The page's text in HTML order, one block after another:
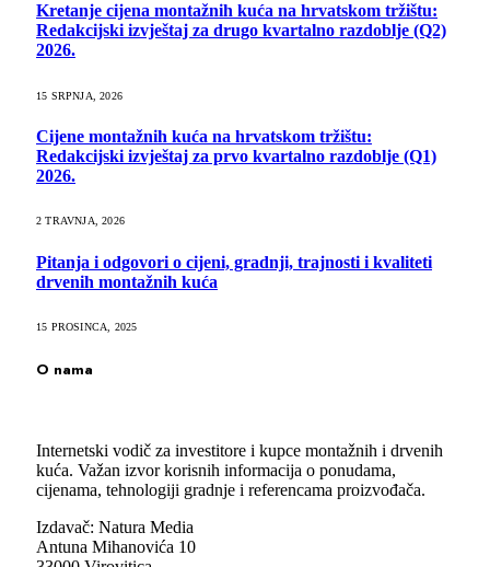
Kretanje cijena montažnih kuća na hrvatskom tržištu:
Redakcijski izvještaj za drugo kvartalno razdoblje (Q2)
2026.
15 SRPNJA, 2026
Cijene montažnih kuća na hrvatskom tržištu:
Redakcijski izvještaj za prvo kvartalno razdoblje (Q1)
2026.
2 TRAVNJA, 2026
Pitanja i odgovori o cijeni, gradnji, trajnosti i kvaliteti
drvenih montažnih kuća
15 PROSINCA, 2025
O nama
Internetski vodič za investitore i kupce montažnih i drvenih
kuća. Važan izvor korisnih informacija o ponudama,
cijenama, tehnologiji gradnje i referencama proizvođača.
Izdavač: Natura Media
Antuna Mihanovića 10